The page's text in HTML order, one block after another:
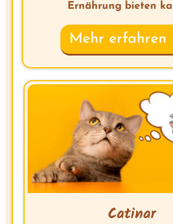
Ernährung bieten
Mehr erfahren
Catinar